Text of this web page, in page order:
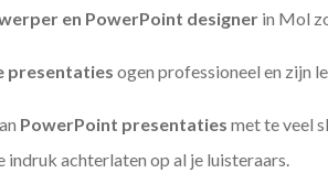
en PowerPoint designer in Mol
presentaties ogen professioneel en zijn
PowerPoint presentaties met te veel
indruk achterlaten op al je luisteraars.